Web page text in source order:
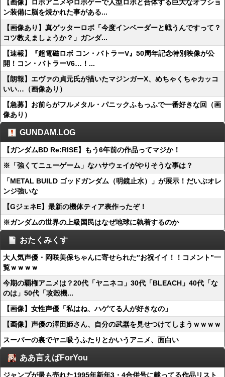
【画像】ロボアニメやロボゲーで人型ロボと合体する巨大なオプショ
ン装備に脳を焼かれた事がある...
【画像あり】真ゲッターロボ「今度インベーダーと戦うんですって？
コツ教えましょうか？」ガンダ...
【速報】『超電磁ロボ コン・バトラーV』50周年記念特別映像が公
開！コン・バトラーV6…！...
【朗報】エヴァの貞元氏が描いたマジンガーX、めちゃくちゃカッコ
いい…（画像あり）
【急募】お前らがフルメタル・パニックふもっふで一番好きな回（画
像あり）
GUNDAM.LOG
【ガンダムBD Re:RISE】もう6年前の作品ってマジか！
※「強くてニューゲーム」なハサウェイがやりそうな事は？
「METAL BUILD ゴッドガンダム（明鏡止水）」が展示！だいぶオレ
ンジ強いな
【GジェネE】最新の機体ティア表作ったぞ！
※ガンダムの世界の上級国民はなぜ地球に執着するのか
おたくみくす
大人気声優・岡咲美保ちゃんに寄せられた″お祝イイ！！コメント”一
覧ｗｗｗｗ
今期の覇権アニメは？20代「ヤニネコ」30代「BLEACH」40代「な
のは」50代「攻殻機...
【画像】女性声優「私はね、ハゲてる人が好きなの」
【画像】声優の澤田姫さん、自分の武器を見せつけてしまうｗｗｗｗ
スーパーの裏でヤニ吸うふたりとかいうアニメ、面白い
ああ言えばForYou
ジャンプが最も売れた1995年新年3・4合併号に載ってる作品リスト